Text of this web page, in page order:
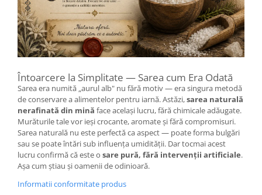
Întoarcere la Simplitate — Sarea cum Era Odată
Sarea era numită „aurul alb" nu fără motiv — era singura metodă
de conservare a alimentelor pentru iarnă. Astăzi,sarea naturală
nerafinată din mină face același lucru, fără chimicale adăugate.
Murăturile tale vor ieși crocante, aromate și fără compromisuri.
Sarea naturală nu este perfectă ca aspect — poate forma bulgări
sau se poate întări sub influența umidității. Dar tocmai acest
lucru confirmă că este o sare pură, fără intervenții artificiale.
Așa cum știau și oamenii de odinioară.
Informatii conformitate produs